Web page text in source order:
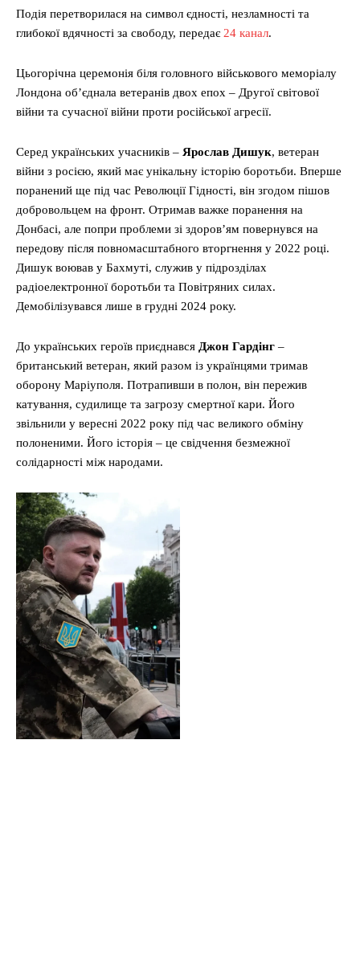
Подія перетворилася на символ єдності, незламності та
глибокої вдячності за свободу, передає24 канал.
Цьогорічна церемонія біля головного військового меморіалу
Лондона об’єднала ветеранів двох епох – Другої світової
війни та сучасної війни проти російської агресії.
Серед українських учасників – Ярослав Дишук, ветеран
війни з росією, який має унікальну історію боротьби. Вперше
поранений ще під час Революції Гідності, він згодом пішов
добровольцем на фронт. Отримав важке поранення на
Донбасі, але попри проблеми зі здоров’ям повернувся на
передову після повномасштабного вторгнення у 2022 році.
Дишук воював у Бахмуті, служив у підрозділах
радіоелектронної боротьби та Повітряних силах.
Демобілізувався лише в грудні 2024 року.
До українських героїв приєднався Джон Гардінг –
британський ветеран, який разом із українцями тримав
оборону Маріуполя. Потрапивши в полон, він пережив
катування, судилище та загрозу смертної кари. Його
звільнили у вересні 2022 року під час великого обміну
полоненими. Його історія – це свідчення безмежної
солідарності між народами.